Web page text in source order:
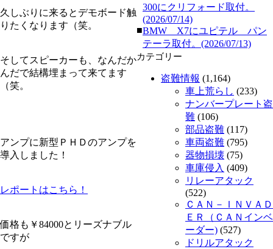
久しぶりに来るとデモボード触
りたくなります（笑。
そしてスピーカーも、なんだか
んだで結構埋まって来てます
（笑。
アンプに新型ＰＨＤのアンプを
導入しました！
レポートはこちら！
価格も￥84000とリーズナブル
ですが
300にクリフォード取付。
(2026/07/14)
■BMW X7にユピテル パン
テーラ取付。(2026/07/13)
カテゴリー
盗難情報 (1,164)
車上荒らし (233)
ナンバープレート盗
難 (106)
部品盗難 (117)
車両盗難 (795)
器物損壊 (75)
車庫侵入 (409)
リレーアタック
(522)
ＣＡＮ－ＩＮＶＡＤ
ＥＲ（ＣＡＮインベ
ーダー) (527)
ドリルアタック